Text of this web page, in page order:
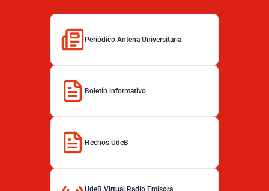
Periódico Antena Universitaria
Boletín informativo
Hechos UdeB
UdeB Virtual Radio Emisora